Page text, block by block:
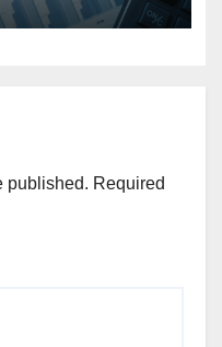
published. Required